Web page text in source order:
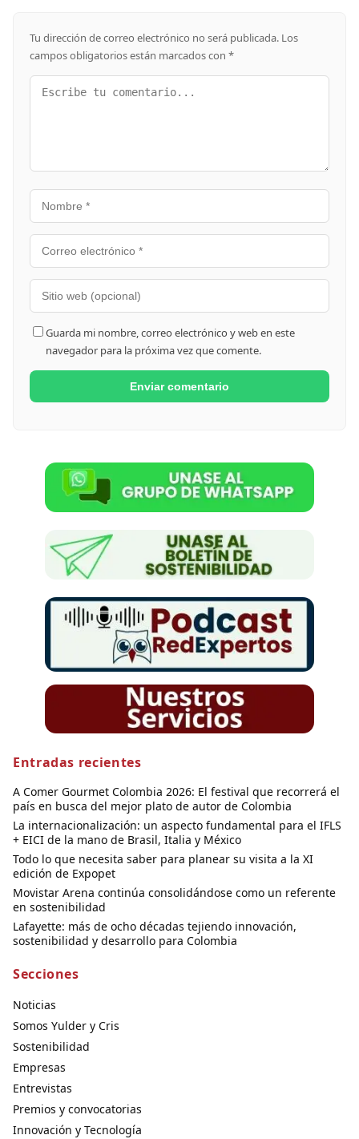
Tu dirección de correo electrónico no será publicada. Los
campos obligatorios están marcados con *
Guarda mi nombre, correo electrónico y web en este
navegador para la próxima vez que comente.
Entradas recientes
A Comer Gourmet Colombia 2026: El festival que recorrerá el
país en busca del mejor plato de autor de Colombia
La internacionalización: un aspecto fundamental para el IFLS
+ EICI de la mano de Brasil, Italia y México
Todo lo que necesita saber para planear su visita a la XI
edición de Expopet
Movistar Arena continúa consolidándose como un referente
en sostenibilidad
Lafayette: más de ocho décadas tejiendo innovación,
sostenibilidad y desarrollo para Colombia
Secciones
Noticias
Somos Yulder y Cris
Sostenibilidad
Empresas
Entrevistas
Premios y convocatorias
Innovación y Tecnología